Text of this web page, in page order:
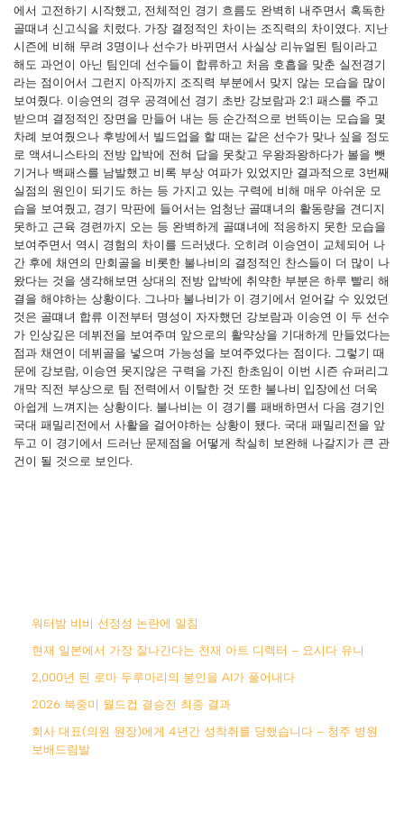
에서 고전하기 시작했고, 전체적인 경기 흐름도 완벽히 내주면서 혹독한
골때녀 신고식을 치렀다. 가장 결정적인 차이는 조직력의 차이였다. 지난
시즌에 비해 무려 3명이나 선수가 바뀌면서 사실상 리뉴얼된 팀이라고
해도 과언이 아닌 팀인데 선수들이 합류하고 처음 호흡을 맞춘 실전경기
라는 점이어서 그런지 아직까지 조직력 부분에서 맞지 않는 모습을 많이
보여줬다. 이승연의 경우 공격에선 경기 초반 강보람과 2:1 패스를 주고
받으며 결정적인 장면을 만들어 내는 등 순간적으로 번뜩이는 모습을 몇
차례 보여줬으나 후방에서 빌드업을 할 때는 같은 선수가 맞나 싶을 정도
로 액셔니스타의 전방 압박에 전혀 답을 못찾고 우왕좌왕하다가 볼을 뺏
기거나 백패스를 남발했고 비록 부상 여파가 있었지만 결과적으로 3번째
실점의 원인이 되기도 하는 등 가지고 있는 구력에 비해 매우 아쉬운 모
습을 보여줬고, 경기 막판에 들어서는 엄청난 골떄녀의 활동량을 견디지
못하고 근육 경련까지 오는 등 완벽하게 골떄녀에 적응하지 못한 모습을
보여주면서 역시 경험의 차이를 드러냈다. 오히려 이승연이 교체되어 나
간 후에 채연의 만회골을 비롯한 불나비의 결정적인 찬스들이 더 많이 나
왔다는 것을 생각해보면 상대의 전방 압박에 취약한 부분은 하루 빨리 해
결을 해야하는 상황이다. 그나마 불나비가 이 경기에서 얻어갈 수 있었던
것은 골떄녀 합류 이전부터 명성이 자자했던 강보람과 이승연 이 두 선수
가 인상깊은 데뷔전을 보여주며 앞으로의 활약상을 기대하게 만들었다는
점과 채연이 데뷔골을 넣으며 가능성을 보여주었다는 점이다. 그렇기 때
문에 강보람, 이승연 못지않은 구력을 가진 한초임이 이번 시즌 슈퍼리그
개막 직전 부상으로 팀 전력에서 이탈한 것 또한 불나비 입장에선 더욱
아쉽게 느껴지는 상황이다. 불나비는 이 경기를 패배하면서 다음 경기인
국대 패밀리전에서 사활을 걸어야하는 상황이 됐다. 국대 패밀리전을 앞
두고 이 경기에서 드러난 문제점을 어떻게 착실히 보완해 나갈지가 큰 관
건이 될 것으로 보인다.
워터밤 비비 선정성 논란에 일침
현재 일본에서 가장 잘나간다는 천재 아트 디렉터 – 요시다 유니
2,000년 된 로마 두루마리의 봉인을 AI가 풀어내다
2026 북중미 월드컵 결승전 최종 결과
회사 대표(의원 원장)에게 4년간 성착취를 당했습니다 – 청주 병원
보배드림발